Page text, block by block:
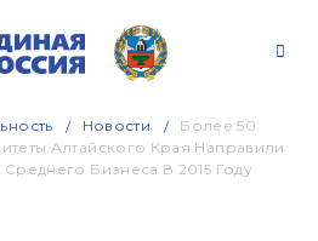
Новости
Более 50
Алтайского Края Направили
Бизнеса В 2015 Году